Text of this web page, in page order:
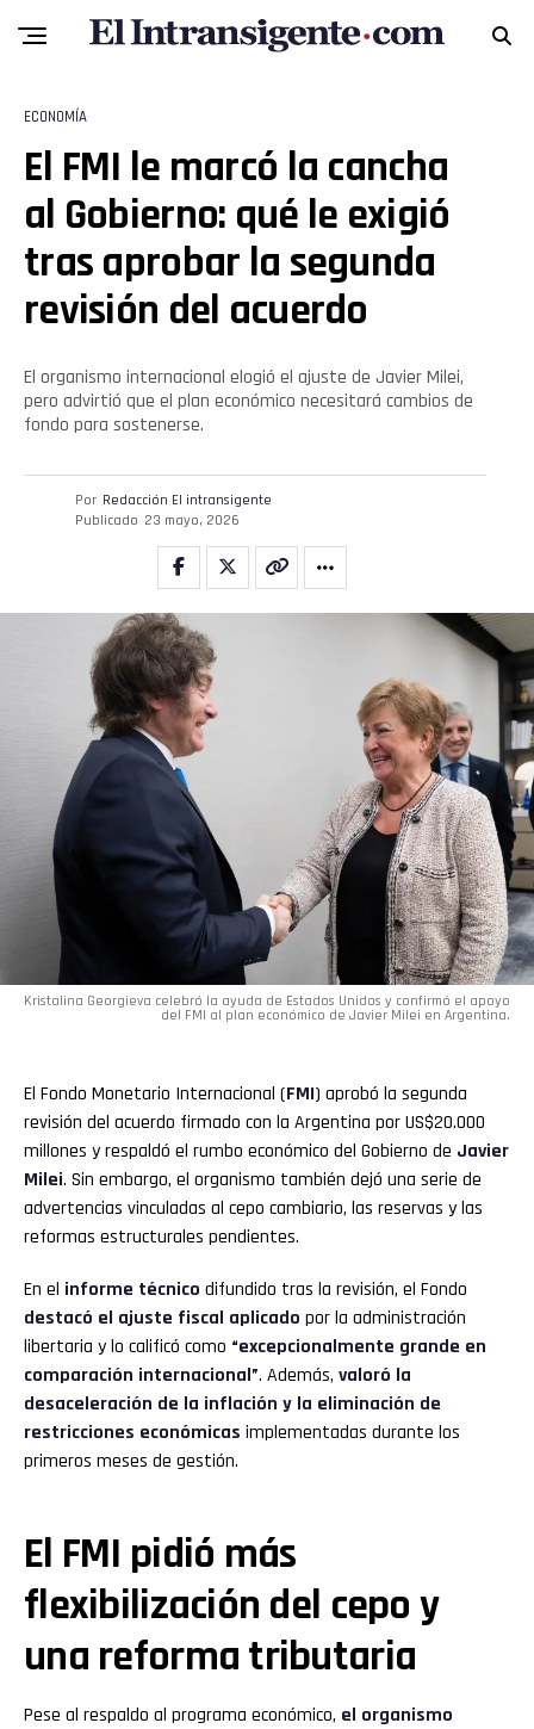
ECONOMÍA
El FMI le marcó la cancha
al Gobierno: qué le exigió
tras aprobar la segunda
revisión del acuerdo
El organismo internacional elogió el ajuste de Javier Milei,
pero advirtió que el plan económico necesitará cambios de
fondo para sostenerse.
Por Redacción El intransigente
Publicado 23 mayo, 2026
Kristalina Georgieva celebró la ayuda de Estados Unidos y confirmó el apoyo
del FMI al plan económico de Javier Milei en Argentina.
El Fondo Monetario Internacional (FMI) aprobó la segunda
revisión del acuerdo firmado con la Argentina por US$20.000
millones y respaldó el rumbo económico del Gobierno de Javier
Milei. Sin embargo, el organismo también dejó una serie de
advertencias vinculadas al cepo cambiario, las reservas y las
reformas estructurales pendientes.
En el informe técnico difundido tras la revisión, el Fondo
destacó el ajuste fiscal aplicado por la administración
libertaria y lo calificó como “excepcionalmente grande en
comparación internacional”. Además, valoró la
desaceleración de la inflación y la eliminación de
restricciones económicas implementadas durante los
primeros meses de gestión.
El FMI pidió más
flexibilización del cepo y
una reforma tributaria
Pese al respaldo al programa económico, el organismo